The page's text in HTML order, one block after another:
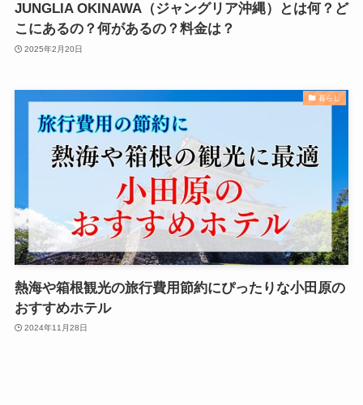
JUNGLIA OKINAWA（ジャングリア沖縄）とは何？ど
こにあるの？何があるの？料金は？
2025年2月20日
暮らし
熱海や箱根観光の旅行費用節約にぴったりな小田原の
おすすめホテル
2024年11月28日